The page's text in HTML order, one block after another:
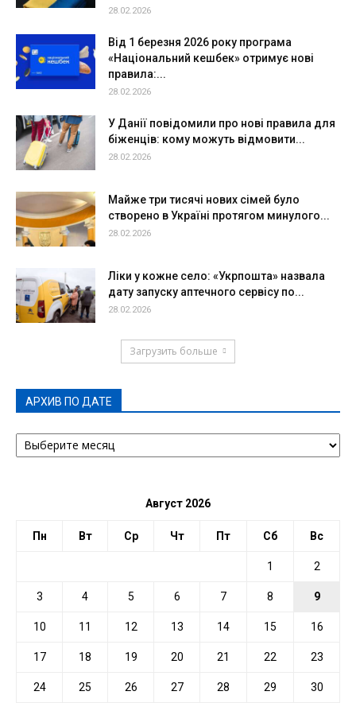
28.02.2026
Від 1 березня 2026 року програма
«Національний кешбек» отримує нові
правила:...
28.02.2026
У Данії повідомили про нові правила для
біженців: кому можуть відмовити...
28.02.2026
Майже три тисячі нових сімей було
створено в Україні протягом минулого...
28.02.2026
Ліки у кожне село: «Укрпошта» назвала
дату запуску аптечного сервісу по...
28.02.2026
Загрузить больше
АРХИВ ПО ДАТЕ
АРХИВ
ПО
Август 2026
Пн Вт Ср Чт Пт Сб Вс
1 2
3 4 5 6 7 8 9
10 11 12 13 14 15 16
17 18 19 20 21 22 23
24 25 26 27 28 29 30